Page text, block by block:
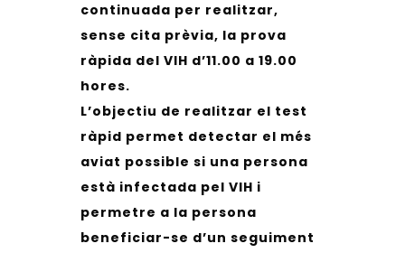
continuada per realitzar,
sense cita prèvia, la prova
ràpida del VIH d’11.00 a 19.00
hores.
L’objectiu de realitzar el test
ràpid permet detectar el més
aviat possible si una persona
està infectada pel VIH i
permetre a la persona
beneficiar-se d’un seguiment